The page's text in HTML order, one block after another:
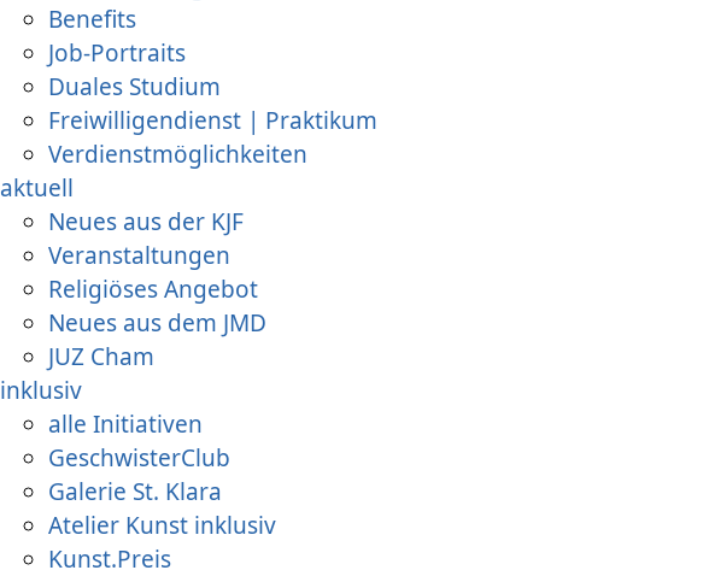
Benefits
Job-Portraits
Duales Studium
Freiwilligendienst | Praktikum
Verdienstmöglichkeiten
aktuell
Neues aus der KJF
Veranstaltungen
Religiöses Angebot
Neues aus dem JMD
JUZ Cham
inklusiv
alle Initiativen
GeschwisterClub
Galerie St. Klara
Atelier Kunst inklusiv
Kunst.Preis